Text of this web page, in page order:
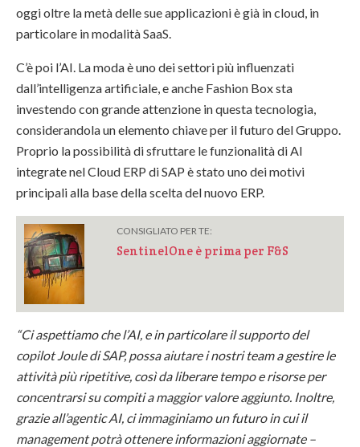
oggi oltre la metà delle sue applicazioni è già in cloud, in
particolare in modalità SaaS.
C’è poi l’AI. La moda è uno dei settori più influenzati
dall’intelligenza artificiale, e anche Fashion Box sta
investendo con grande attenzione in questa tecnologia,
considerandola un elemento chiave per il futuro del Gruppo.
Proprio la possibilità di sfruttare le funzionalità di AI
integrate nel Cloud ERP di SAP è stato uno dei motivi
principali alla base della scelta del nuovo ERP.
CONSIGLIATO PER TE:
SentinelOne è prima per F&S
“Ci aspettiamo che l’AI, e in particolare il supporto del
copilot Joule di SAP, possa aiutare i nostri team a gestire le
attività più ripetitive, così da liberare tempo e risorse per
concentrarsi su compiti a maggior valore aggiunto. Inoltre,
grazie all’agentic AI, ci immaginiamo un futuro in cui il
management potrà ottenere informazioni aggiornate –